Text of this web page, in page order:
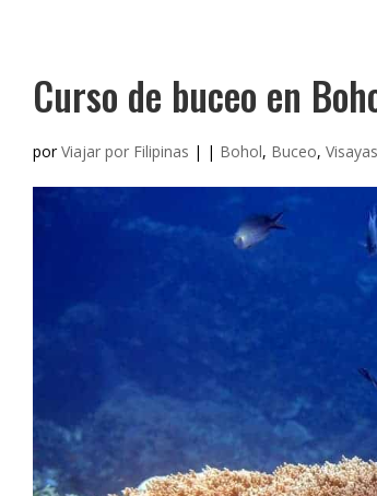
Curso de buceo en
porViajar por Filipinas | | Bohol, Buceo, Visayas